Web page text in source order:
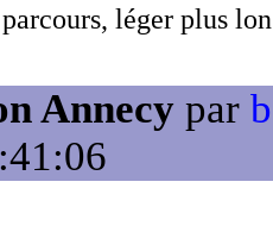
léger plus
Annecy par